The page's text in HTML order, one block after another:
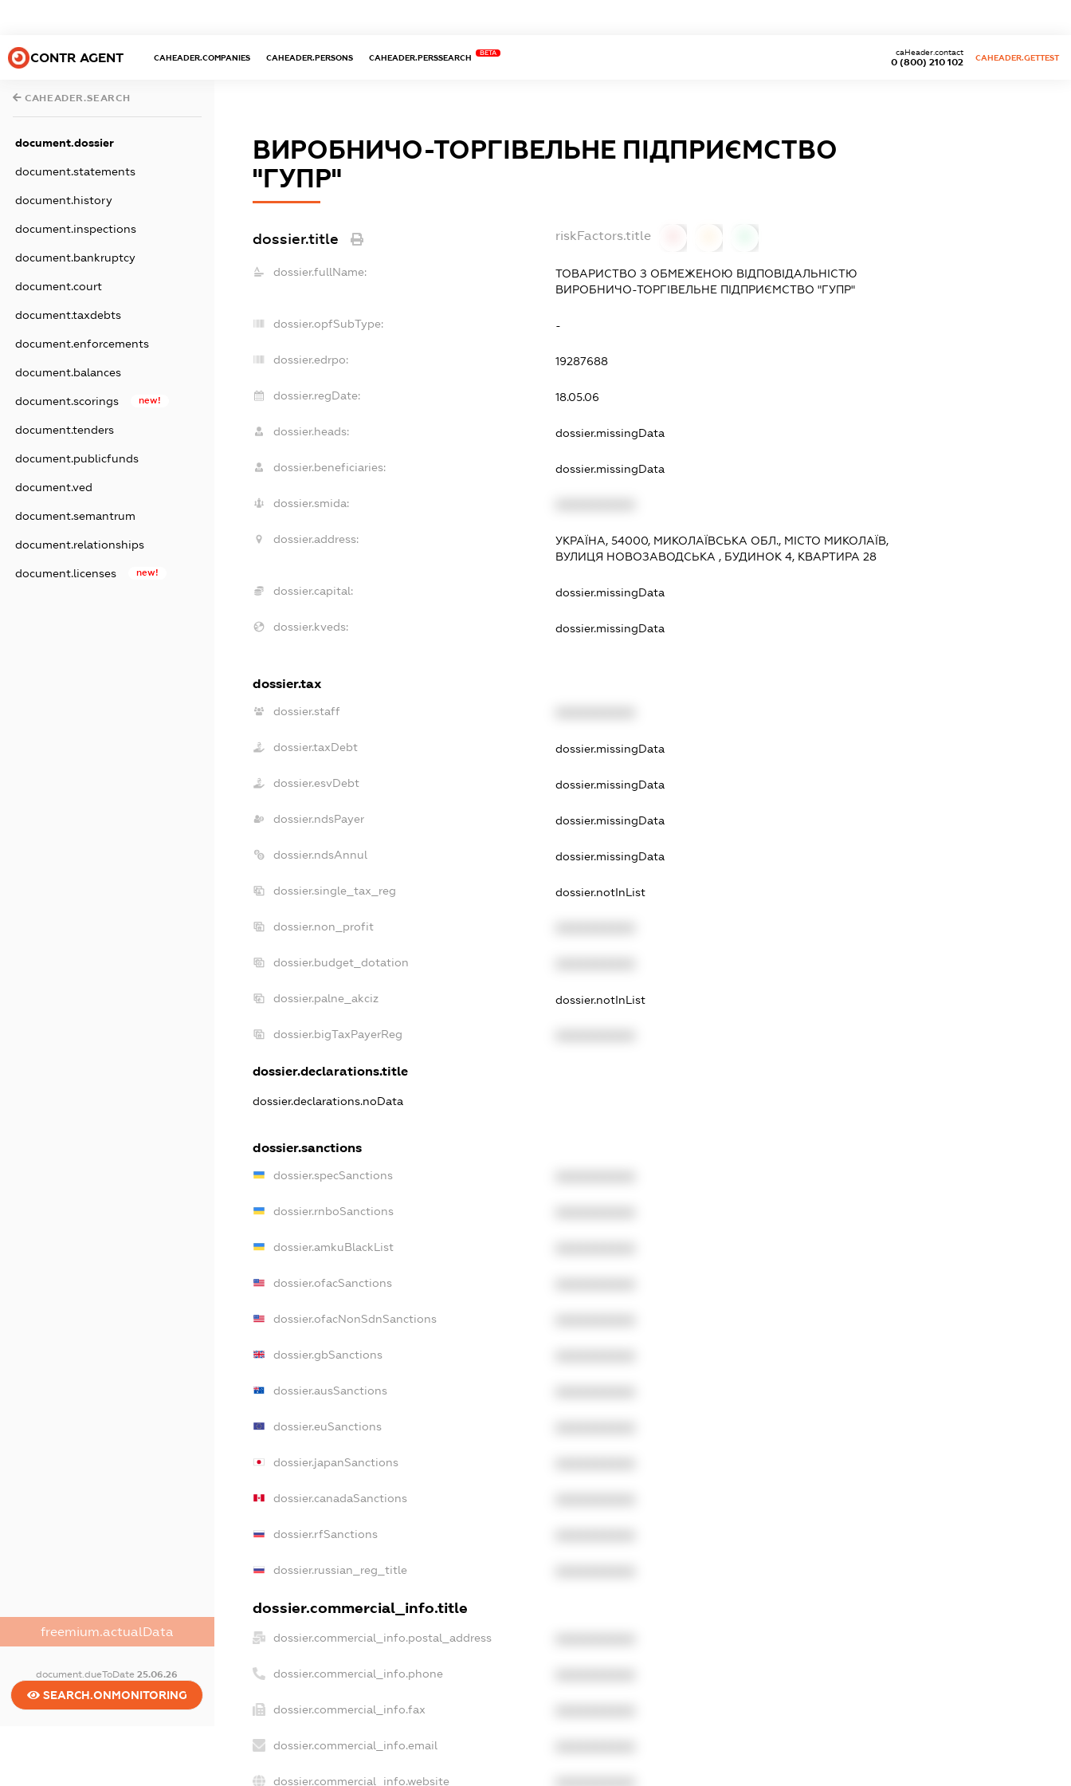
CONTR AGENT CAHEADER.COMPANIES CAHEADER.PERSONS CAHEADER.PERSSEARCH
BETA
0 (800) 210 102
caHeader.contact
CAHEADER.GETTEST
CAHEADER.SEARCH
document.dossier
document.statements
document.history
document.inspections
document.bankruptcy
document.court
document.taxdebts
document.enforcements
document.balances
document.scorings new!
document.tenders
document.publicfunds
document.ved
document.semantrum
document.relationships
document.licenses new!
freemium.actualData
document.dueToDate25.06.26
SEARCH.ONMONITORING
ВИРОБНИЧО-ТОРГІВЕЛЬНЕ ПІДПРИЄМСТВО
"ГУПР"
dossier.title riskFactors.title
dossier.fullName:
ТОВАРИСТВО З ОБМЕЖЕНОЮ ВІДПОВІДАЛЬНІСТЮ
ВИРОБНИЧО-ТОРГІВЕЛЬНЕ ПІДПРИЄМСТВО "ГУПР"
dossier.opfSubType: -
dossier.edrpo: 19287688
dossier.regDate: 18.05.06
dossier.heads: dossier.missingData
dossier.beneficiaries: dossier.missingData
dossier.smida:
dossier.address:
УКРАЇНА, 54000, МИКОЛАЇВСЬКА ОБЛ., МІСТО МИКОЛАЇВ,
ВУЛИЦЯ НОВОЗАВОДСЬКА , БУДИНОК 4, КВАРТИРА 28
dossier.capital: dossier.missingData
dossier.kveds: dossier.missingData
dossier.tax
dossier.staff
dossier.taxDebt dossier.missingData
dossier.esvDebt dossier.missingData
dossier.ndsPayer dossier.missingData
dossier.ndsAnnul dossier.missingData
dossier.single_tax_reg dossier.notInList
dossier.non_profit
dossier.budget_dotation
dossier.palne_akciz dossier.notInList
dossier.bigTaxPayerReg
dossier.declarations.title
dossier.declarations.noData
dossier.sanctions
dossier.specSanctions
dossier.rnboSanctions
dossier.amkuBlackList
dossier.ofacSanctions
dossier.ofacNonSdnSanctions
dossier.gbSanctions
dossier.ausSanctions
dossier.euSanctions
dossier.japanSanctions
dossier.canadaSanctions
dossier.rfSanctions
dossier.russian_reg_title
dossier.commercial_info.title
dossier.commercial_info.postal_address
dossier.commercial_info.phone
dossier.commercial_info.fax
dossier.commercial_info.email
dossier.commercial_info.website